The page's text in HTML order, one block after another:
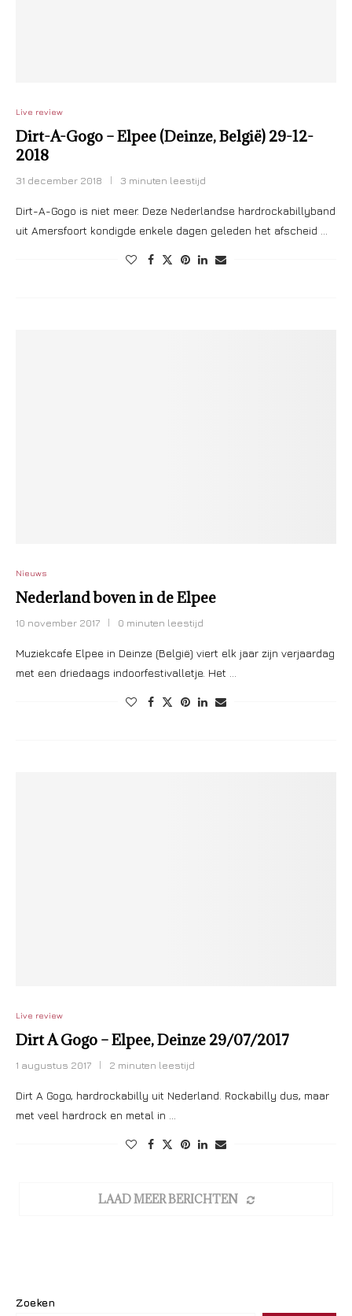
Live review
Dirt-A-Gogo – Elpee (Deinze, België) 29-12-
2018
31 december 2018 3 minuten leestijd
Dirt-A-Gogo is niet meer. Deze Nederlandse hardrockabillyband
uit Amersfoort kondigde enkele dagen geleden het afscheid …
Nieuws
Nederland boven in de Elpee
10 november 2017 0 minuten leestijd
Muziekcafe Elpee in Deinze (België) viert elk jaar zijn verjaardag
met een driedaags indoorfestivalletje. Het …
Live review
Dirt A Gogo – Elpee, Deinze 29/07/2017
1 augustus 2017 2 minuten leestijd
Dirt A Gogo, hardrockabilly uit Nederland. Rockabilly dus, maar
met veel hardrock en metal in …
LAAD MEER BERICHTEN
Zoeken